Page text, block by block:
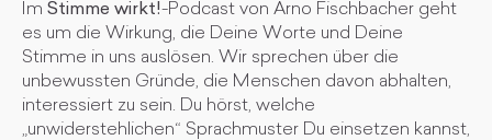
Im Stimme wirkt!-Podcast von Arno Fischbacher geht
es um die Wirkung, die Deine Worte und Deine
Stimme in uns auslösen. Wir sprechen über die
unbewussten Gründe, die Menschen davon abhalten,
interessiert zu sein. Du hörst, welche
„unwiderstehlichen“ Sprachmuster Du einsetzen kannst,